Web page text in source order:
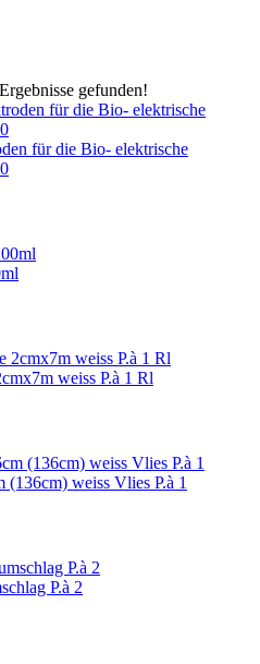
gefunden!
für die Bio- elektrische
weiss P.à 1 Rl
(136cm) weiss Vlies P.à 1
P.à 2